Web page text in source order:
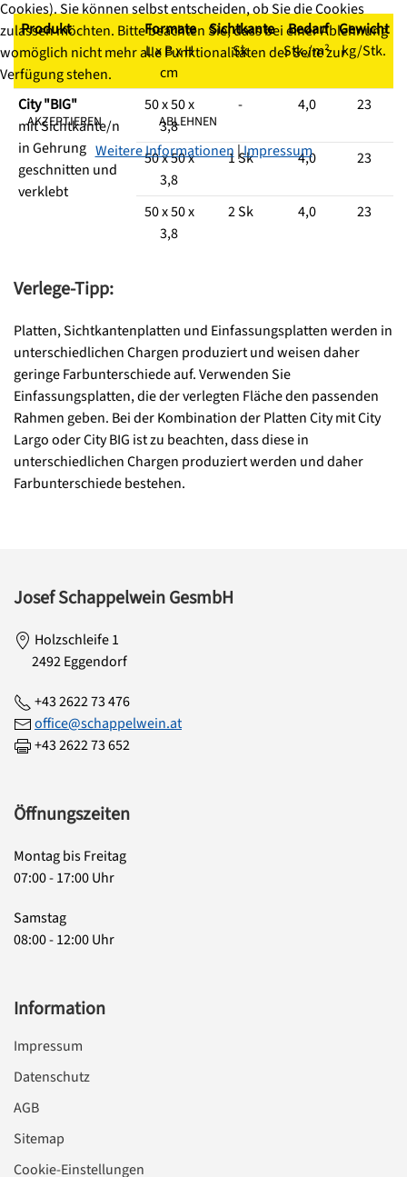
Produkt
Formate
L x B x H
cm
Sichtkante
Sk
Bedarf
Stk./m²
Gewicht
kg/Stk.
City "BIG"
mit Sichtkante/n
in Gehrung
geschnitten und
verklebt
50 x 50 x
3,8
- 4,0 23
50 x 50 x
3,8
1 Sk 4,0 23
50 x 50 x
3,8
2 Sk 4,0 23
Verlege-Tipp:
Platten, Sichtkantenplatten und Einfassungsplatten werden in
unterschiedlichen Chargen produziert und weisen daher
geringe Farbunterschiede auf. Verwenden Sie
Einfassungsplatten, die der verlegten Fläche den passenden
Rahmen geben. Bei der Kombination der Platten City mit City
Largo oder City BIG ist zu beachten, dass diese in
unterschiedlichen Chargen produziert werden und daher
Farbunterschiede bestehen.
Josef Schappelwein GesmbH
Holzschleife 1
2492 Eggendorf
+43 2622 73 476
office@schappelwein.at
+43 2622 73 652
Öffnungszeiten
Montag bis Freitag
07:00 - 17:00 Uhr
Samstag
08:00 - 12:00 Uhr
Information
Impressum
Datenschutz
AGB
Sitemap
Cookie-Einstellungen
Cookies). Sie können selbst entscheiden, ob Sie die Cookies
zulassen möchten. Bitte beachten Sie, dass bei einer Ablehnung
womöglich nicht mehr alle Funktionalitäten der Seite zur
Verfügung stehen.
AKZEPTIEREN ABLEHNEN
Weitere Informationen |Impressum